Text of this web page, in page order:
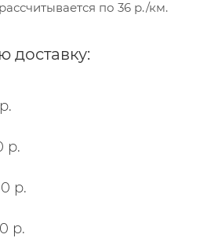
по 36 р./км.
доставку:
р.
р.
р.